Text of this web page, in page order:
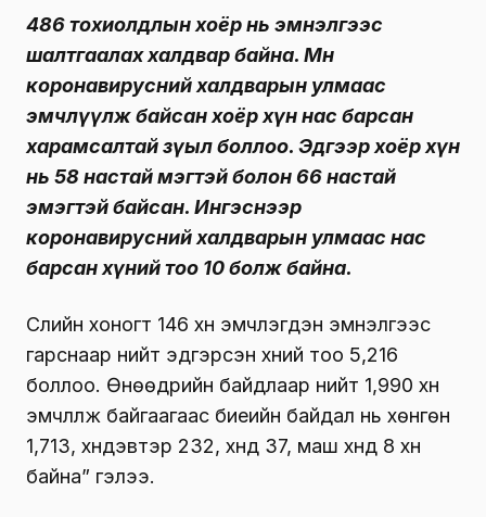
486 тохиолдлын хоёр нь эмнэлгээс
шалтгаалах халдвар байна. Мөн
коронавирусний халдварын улмаас
эмчлүүлж байсан хоёр хүн нас барсан
харамсалтай зүыл боллоо. Эдгээр хоёр хүн
нь 58 настай мэгтэй болон 66 настай
эмэгтэй байсан. Ингэснээр
коронавирусний халдварын улмаас нас
барсан хүний тоо 10 болж байна.
Сүүлийн хоногт 146 хүн эмчлэгдэн эмнэлгээс
гарснаар нийт эдгэрсэн хүний тоо 5,216
боллоо. Өнөөдрийн байдлаар нийт 1,990 хүн
эмчлүүлж байгаагаас биеийн байдал нь хөнгөн
1,713, хүндэвтэр 232, хүнд 37, маш хүнд 8 хүн
байна” гэлээ.